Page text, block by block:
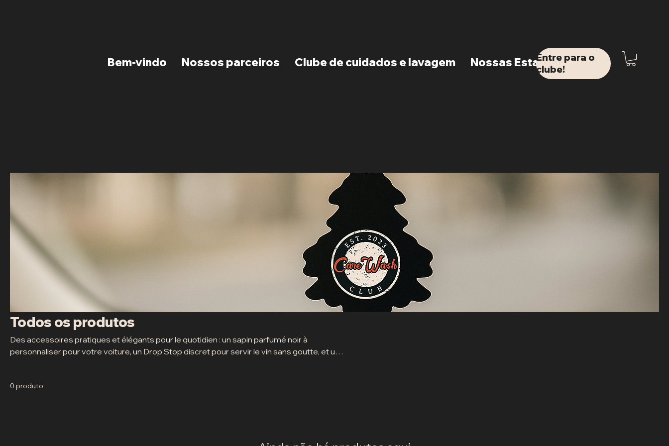
Bem-vindo Nossos parceiros Clube de cuidados e lavagem Nossas Estações
Entre para o
clube!
Todos os produtos
Des accessoires pratiques et élégants pour le quotidien : un sapin parfumé noir à
personnaliser pour votre voiture, un Drop Stop discret pour servir le vin sans goutte, et une
0 produto